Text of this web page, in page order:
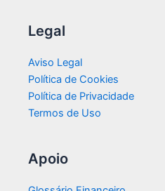
Legal
Aviso Legal
Política de Cookies
Política de Privacidade
Termos de Uso
Apoio